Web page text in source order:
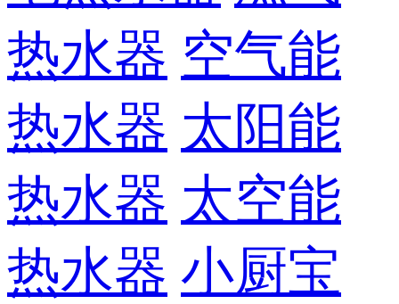
热水器 空气能
热水器 太阳能
热水器 太空能
热水器 小厨宝